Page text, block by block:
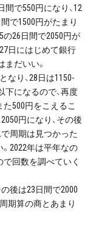
で550円になり、12
で1500円がたまり
の26日間で2050円が
日にはじめて銀行
まだいい。
なり、28日は1150-
下になるので、再度
た500円をこえるこ
円になり、その後
周期は見つかった
2022年は平年なの
で回数を調べていく
後は23日間で2000
期算の商とあまり